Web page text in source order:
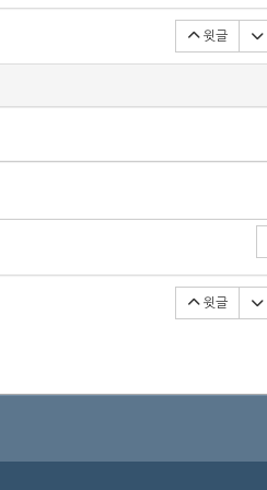
윗글
윗글